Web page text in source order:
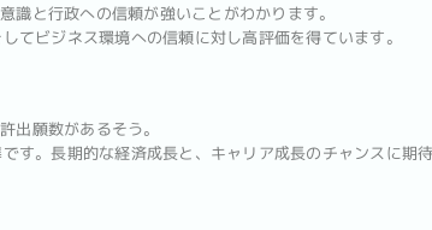
と行政への信頼が強いことがわかります。
てビジネス環境への信頼に対し高評価を得ています。
出願数があるそう。
す。長期的な経済成長と、キャリア成長のチャンスに期